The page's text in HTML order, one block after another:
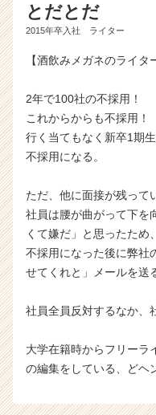
とだとだ
2015年卒入社 ライター
【酒飲みメガネのライタ
2年で100社の不採用！
これからからも不採用！
行く当てもなく新卒1期
不採用になる。
ただ、他に面接が残って
社員は腰が曲がって下を
くて嫌だ」と思ったため、
不採用になった後に弊社
せてくれと」メールを送
社員全員反対するなか、
大学在籍時からフリーラ
の編集をしている、どヘ